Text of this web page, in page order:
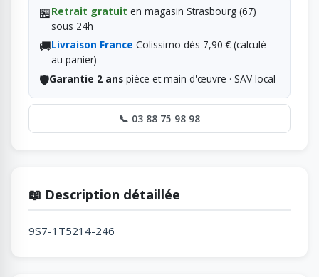
🏪Retrait gratuit en magasin Strasbourg (67)
sous 24h
🚚Livraison France Colissimo dès 7,90 € (calculé
au panier)
🛡️Garantie 2 anspièce et main d'œuvre · SAV local
📞 03 88 75 98 98
📖 Description détaillée
9S7-1T5214-246